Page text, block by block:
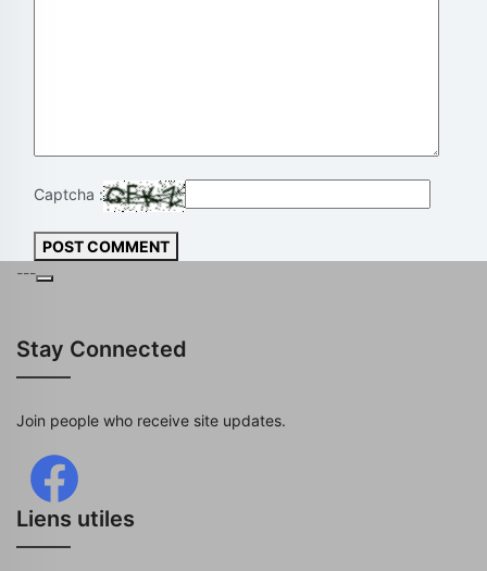
Captcha :
POST COMMENT
---
Stay Connected
Join people who receive site updates.
Liens utiles